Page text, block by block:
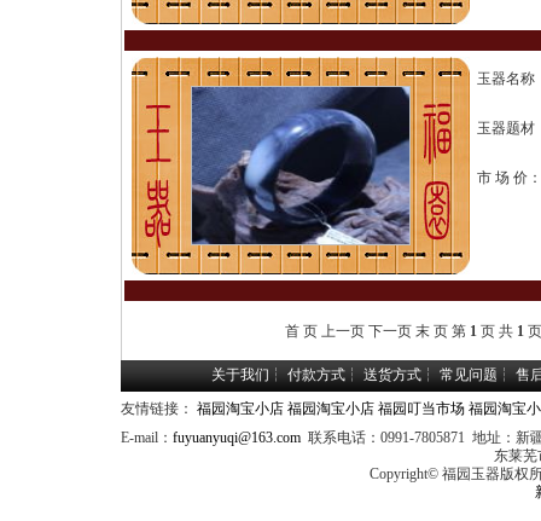
玉器名称
玉器题材
市 场 价：
首 页 上一页 下一页 末 页 第 1页 共 1
关于我们 ┆ 付款方式 ┆ 送货方式 ┆ 常见问题 ┆
售
友情链接： 福园淘宝小店 福园淘宝小店 福园叮当市场 福园淘宝
E-mail： fuyuanyuqi@163.com 联系电话：0991-7805871 地址：
东莱
Copyright© 福园玉器版